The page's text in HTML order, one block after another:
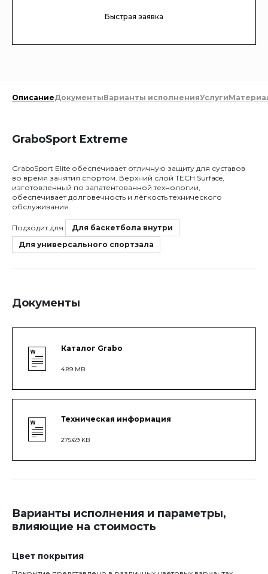
Быстрая заявка
ОписаниеДокументыВарианты исполненияУслуги
GraboSport Extreme
GraboSport Elite обеспечивает отличную защиту для суставов
во время занятия спортом. Верхний слой TECH Surface,
изготовленный по запатентованной технологии,
обеспечивает долговечность и лёгкость технического
обслуживания.
Подходит для:
Для баскетбола внутри
Для универсального спортзала
Документы
Каталог Grabo
4.89 MB
Техническая информация
275.69 KB
Варианты исполнения и параметры,
влияющие на стоимость
Цвет покрытия